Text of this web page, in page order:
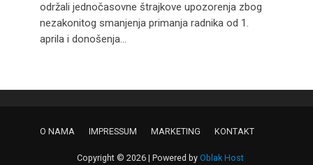
održali jednočasovne štrajkove upozorenja zbog
nezakonitog smanjenja primanja radnika od 1.
aprila i donošenja...
O NAMA IMPRESSUM MARKETING KONTAKT
Copyright © 2026 | Powered by Oblak Host